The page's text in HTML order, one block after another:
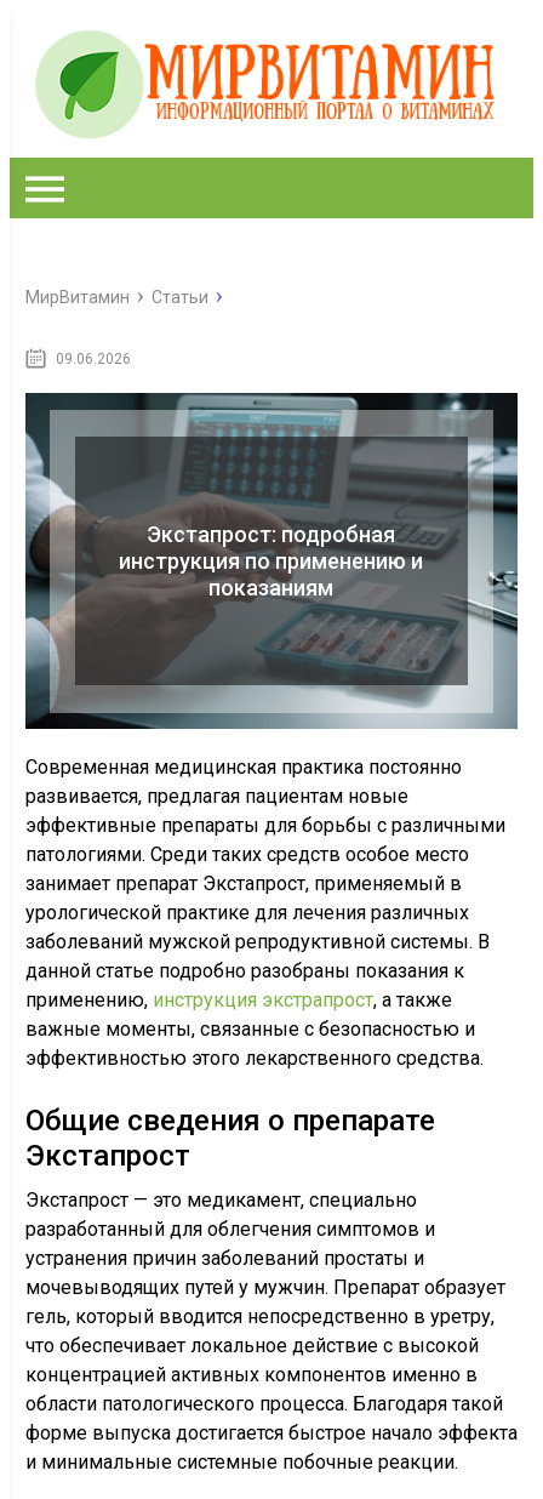
МирВитамин Статьи
09.06.2026
Экстапрост: подробная
инструкция по применению и
показаниям
Современная медицинская практика постоянно
развивается, предлагая пациентам новые
эффективные препараты для борьбы с различными
патологиями. Среди таких средств особое место
занимает препарат Экстапрост, применяемый в
урологической практике для лечения различных
заболеваний мужской репродуктивной системы. В
данной статье подробно разобраны показания к
применению, инструкция экстрапрост, а также
важные моменты, связанные с безопасностью и
эффективностью этого лекарственного средства.
Общие сведения о препарате
Экстапрост
Экстапрост — это медикамент, специально
разработанный для облегчения симптомов и
устранения причин заболеваний простаты и
мочевыводящих путей у мужчин. Препарат образует
гель, который вводится непосредственно в уретру,
что обеспечивает локальное действие с высокой
концентрацией активных компонентов именно в
области патологического процесса. Благодаря такой
форме выпуска достигается быстрое начало эффекта
и минимальные системные побочные реакции.